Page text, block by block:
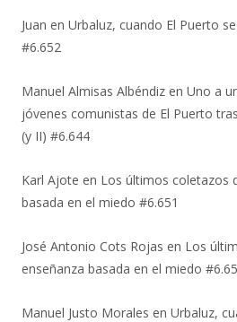
Juan en Urbaluz, cuando El Puerto
#6.652
Manuel Almisas Albéndiz en Uno a
jóvenes comunistas de El Puerto
(y II) #6.644
Karl Ajote en Los últimos coletazos
basada en el miedo #6.651
José Antonio Cots Rojas en Los
enseñanza basada en el miedo
Manuel Justo Morales en Urbaluz,